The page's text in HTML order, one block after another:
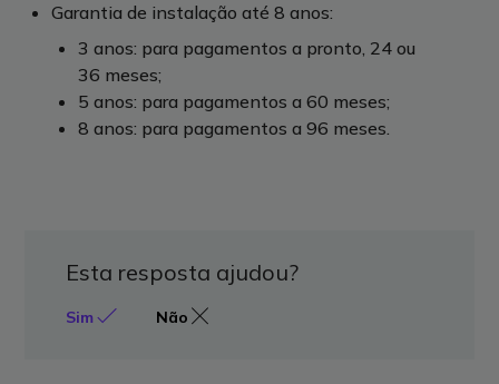
Garantia de instalação até 8 anos:
3 anos: para pagamentos a pronto, 24 ou
36 meses;
5 anos: para pagamentos a 60 meses;
8 anos: para pagamentos a 96 meses.
Esta resposta ajudou?
Sim Não